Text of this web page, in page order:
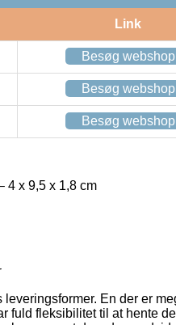
Link
Besøg webshop
Besøg webshop
Besøg webshop
4 x 9,5 x 1,8 cm
En der er
fuld fleksibilitet til at hente